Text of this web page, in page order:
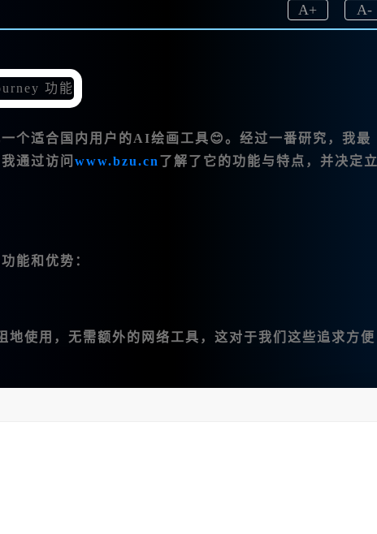
A-
A+
个适合国内用户的AI绘画工具😊。经过一番研究，我最
通过访问 www.bzu.cn 了解了它的功能与特点，并决定立
能和优势：
使用，无需额外的网络工具，这对于我们这些追求方便
这让我在创作时可以更加流畅地表达我的想法。
调、变幻、平移、扩图和局部重绘。这让我可以根据需